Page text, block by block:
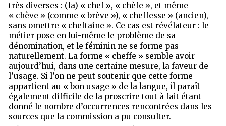
très diverses : (la) « chef », « chèfe », et même
« chève » (comme « brève »), « cheffesse » (ancien),
sans omettre « cheftaine ». Ce cas est révélateur : le
métier pose en lui-même le problème de sa
dénomination, et le féminin ne se forme pas
naturellement. La forme « cheffe » semble avoir
aujourd’hui, dans une certaine mesure, la faveur de
l’usage. Si l’on ne peut soutenir que cette forme
appartient au « bon usage » de la langue, il paraît
également difficile de la proscrire tout à fait étant
donné le nombre d’occurrences rencontrées dans les
sources que la commission a pu consulter.